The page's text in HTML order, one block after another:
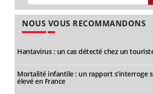
NOUS VOUS RECOMMANDONS
Hantavirus : un cas détecté chez un
Mortalité infantile : un rapport s’interroge
élevé en France